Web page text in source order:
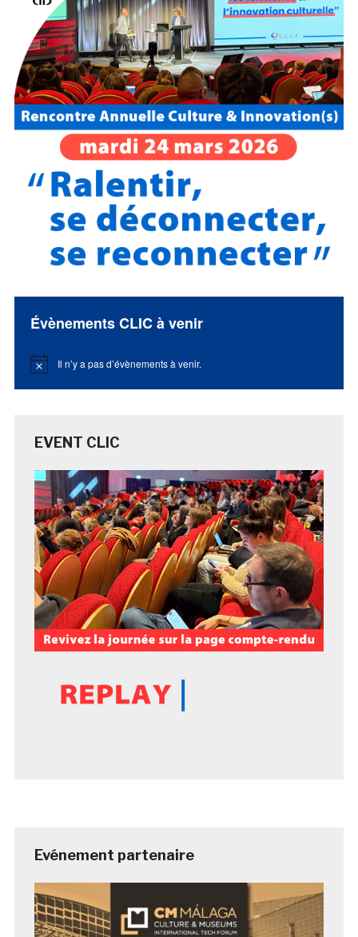
Évènements CLIC à venir
Notice Il n’y a pas d’évènements à venir.
EVENT CLIC
Evénement partenaire